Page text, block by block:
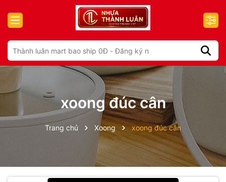
xoong đúc cân
Trang chủ Xoong xoong đúc cân